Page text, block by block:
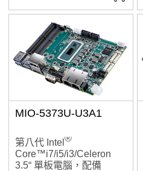
MIO-5373U-U3A1
第八代 Intel®
Core™i7/i5/i3/Celeron
3.5“ 單板電腦，配備